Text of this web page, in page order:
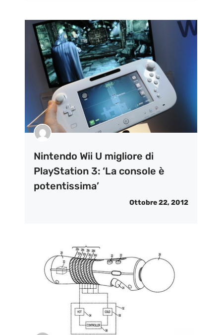
Nintendo Wii U migliore di
PlayStation 3: ‘La console è
potentissima’
Ottobre 22, 2012